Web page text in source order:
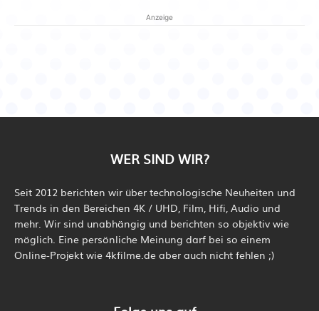
Anzeige
WER SIND WIR?
Seit 2012 berichten wir über technologische Neuheiten und
Trends in den Bereichen 4K / UHD, Film, Hifi, Audio und
mehr. Wir sind unabhängig und berichten so objektiv wie
möglich. Eine persönliche Meinung darf bei so einem
Online-Projekt wie 4kfilme.de aber auch nicht fehlen ;)